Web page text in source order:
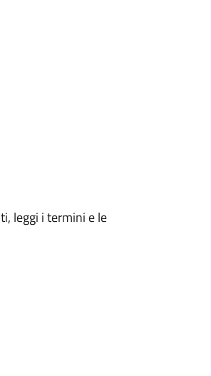
leggi i termini e le